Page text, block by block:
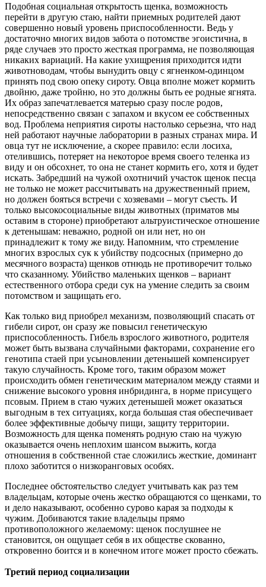
Подобная социальная открытость щенка, возможность
перейти в другую стаю, найти приемных родителей дают
совершенно новый уровень приспособленности. Ведь у
достаточно многих видов забота о потомстве эгоистична, в
ряде случаев это просто жесткая программа, не позволяющая
никаких вариаций. На какие ухищрения приходится идти
животноводам, чтобы вынудить овцу с ягненком-одинцом
принять под свою опеку сироту. Овца вполне может кормить
двойню, даже тройню, но это должны быть ее родные ягнята.
Их образ запечатлевается матерью сразу после родов,
непосредственно связан с запахом и вкусом ее собственных
вод. Проблема неприятия сироты настолько серьезна, что над
ней работают научные лаборатории в разных странах мира. И
овца тут не исключение, а скорее правило: если лосиха,
отелившись, потеряет на некоторое время своего теленка из
виду и он обсохнет, то она не станет кормить его, хотя и будет
искать. Забредший на чужой охотничий участок щенок песца
не только не может рассчитывать на дружественный прием,
но должен бояться встречи с хозяевами – могут съесть. И
только высокосоциальные виды животных (приматов мы
оставим в стороне) приобретают альтруистическое отношение
к детенышам: неважно, родной он или нет, но он
принадлежит к тому же виду. Напомним, что стремление
многих взрослых сук к убийству подсосных (примерно до
месячного возраста) щенков отнюдь не противоречит только
что сказанному. Убийство маленьких щенков – вариант
естественного отбора среди сук на умение следить за своим
потомством и защищать его.
Как только вид приобрел механизм, позволяющий спасать от
гибели сирот, он сразу же повысил генетическую
приспособленность. Гибель взрослого животного, родителя
может быть вызвана случайными факторами, сохранение его
генотипа стаей при усыновлении детенышей компенсирует
такую случайность. Кроме того, таким образом может
происходить обмен генетическим материалом между стаями и
снижение высокого уровня инбридинга, в норме присущего
псовым. Прием в стаю чужих детенышей может оказаться
выгодным в тех ситуациях, когда большая стая обеспечивает
более эффективные добычу пищи, защиту территории.
Возможность для щенка поменять родную стаю на чужую
оказывается очень неплохим шансом выжить, когда
отношения в собственной стае сложились жесткие, доминант
плохо заботится о низкоранговых особях.
Последнее обстоятельство следует учитывать как раз тем
владельцам, которые очень жестко обращаются со щенками, то
и дело наказывают, особенно сурово карая за подходы к
чужим. Добиваются такие владельцы прямо
противоположного желаемому: щенок послушнее не
становится, он ощущает себя в их обществе скованно,
откровенно боится и в конечном итоге может просто сбежать.
Третий период социализации